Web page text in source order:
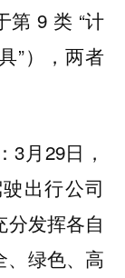
第 9 类 “计
”），两者
3月29日，
出行公司
分发挥各自
、绿色、高